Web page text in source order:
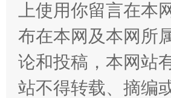
上使用你留言在
布在本网及本网所
论和投稿，本网站
站不得转载、摘编